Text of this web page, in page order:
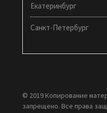
Екатеринбург
Санкт-Петербург
© 2019 Копирование
запрещено. Все права